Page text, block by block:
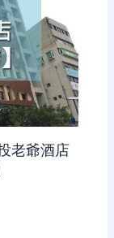
老爺酒店